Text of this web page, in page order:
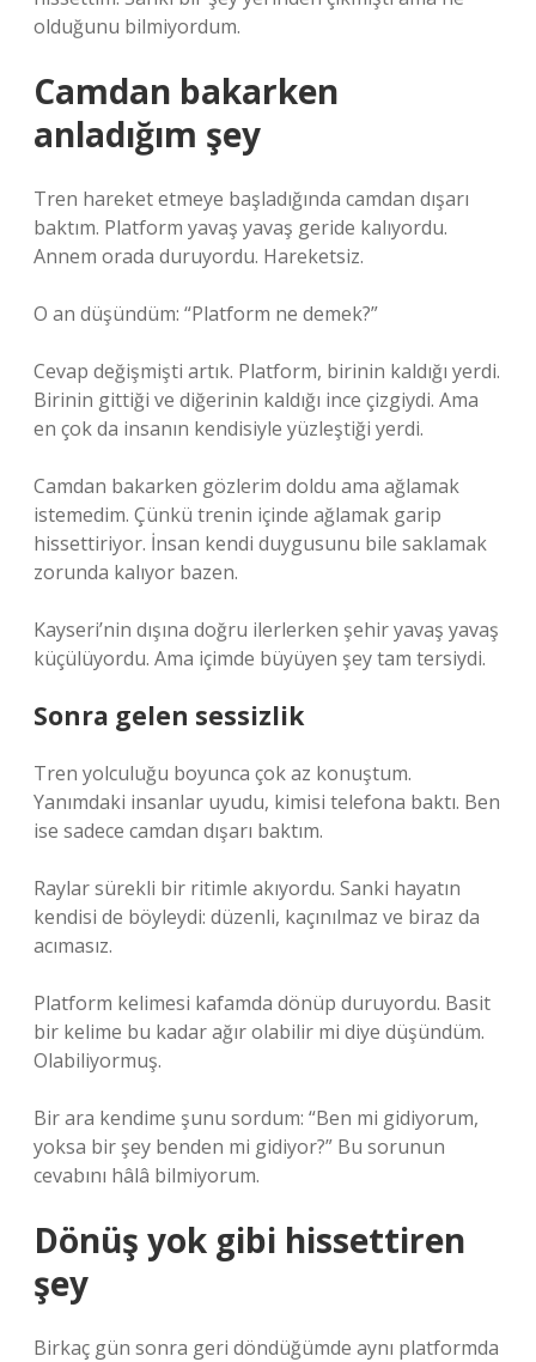
olduğunu bilmiyordum.
Camdan bakarken
anladığım şey
Tren hareket etmeye başladığında camdan dışarı
baktım. Platform yavaş yavaş geride kalıyordu.
Annem orada duruyordu. Hareketsiz.
O an düşündüm: “Platform ne demek?”
Cevap değişmişti artık. Platform, birinin kaldığı yerdi.
Birinin gittiği ve diğerinin kaldığı ince çizgiydi. Ama
en çok da insanın kendisiyle yüzleştiği yerdi.
Camdan bakarken gözlerim doldu ama ağlamak
istemedim. Çünkü trenin içinde ağlamak garip
hissettiriyor. İnsan kendi duygusunu bile saklamak
zorunda kalıyor bazen.
Kayseri’nin dışına doğru ilerlerken şehir yavaş yavaş
küçülüyordu. Ama içimde büyüyen şey tam tersiydi.
Sonra gelen sessizlik
Tren yolculuğu boyunca çok az konuştum.
Yanımdaki insanlar uyudu, kimisi telefona baktı. Ben
ise sadece camdan dışarı baktım.
Raylar sürekli bir ritimle akıyordu. Sanki hayatın
kendisi de böyleydi: düzenli, kaçınılmaz ve biraz da
acımasız.
Platform kelimesi kafamda dönüp duruyordu. Basit
bir kelime bu kadar ağır olabilir mi diye düşündüm.
Olabiliyormuş.
Bir ara kendime şunu sordum: “Ben mi gidiyorum,
yoksa bir şey benden mi gidiyor?” Bu sorunun
cevabını hâlâ bilmiyorum.
Dönüş yok gibi hissettiren
şey
Birkaç gün sonra geri döndüğümde aynı platformda